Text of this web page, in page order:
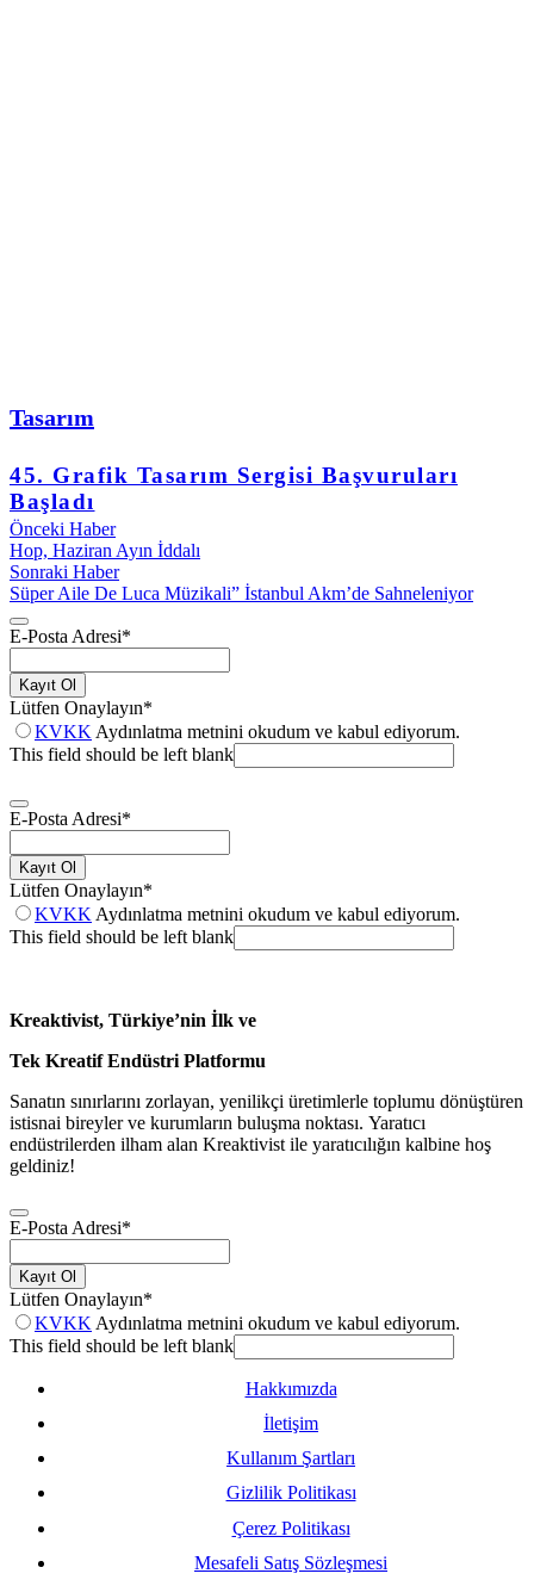
Tasarım
45. Grafik Tasarım Sergisi Başvuruları
Başladı
Önceki Haber
Hop, Haziran Ayın İddalı
Sonraki Haber
Süper Aile De Luca Müzikali” İstanbul Akm’de Sahneleniyor
E-Posta Adresi*
Kayıt Ol
Lütfen Onaylayın*
KVKK Aydınlatma metnini okudum ve kabul ediyorum.
This field should be left blank
E-Posta Adresi*
Kayıt Ol
Lütfen Onaylayın*
KVKK Aydınlatma metnini okudum ve kabul ediyorum.
This field should be left blank
Kreaktivist, Türkiye’nin İlk ve
Tek Kreatif Endüstri Platformu
Sanatın sınırlarını zorlayan, yenilikçi üretimlerle toplumu dönüştüren
istisnai bireyler ve kurumların buluşma noktası. Yaratıcı
endüstrilerden ilham alan Kreaktivist ile yaratıcılığın kalbine hoş
geldiniz!
E-Posta Adresi*
Kayıt Ol
Lütfen Onaylayın*
KVKK Aydınlatma metnini okudum ve kabul ediyorum.
This field should be left blank
Hakkımızda
İletişim
Kullanım Şartları
Gizlilik Politikası
Çerez Politikası
Mesafeli Satış Sözleşmesi